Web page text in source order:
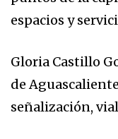
espacios y
Gloria Castillo
de
señalización,